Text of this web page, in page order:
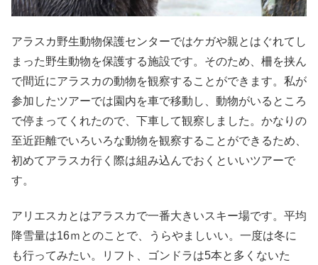
アラスカ野生動物保護センターではケガや親とはぐれてし
まった野生動物を保護する施設です。そのため、柵を挟ん
で間近にアラスカの動物を観察することができます。私が
参加したツアーでは園内を車で移動し、動物がいるところ
で停まってくれたので、下車して観察しました。かなりの
至近距離でいろいろな動物を観察することができるため、
初めてアラスカ行く際は組み込んでおくといいツアーで
す。
アリエスカとはアラスカで一番大きいスキー場です。平均
降雪量は16ｍとのことで、うらやましいい。一度は冬に
も行ってみたい。リフト、ゴンドラは5本と多くないた